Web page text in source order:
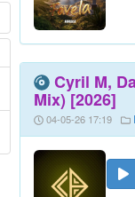
Cyril M,
Mix) [2026]
04-05-26 17:19